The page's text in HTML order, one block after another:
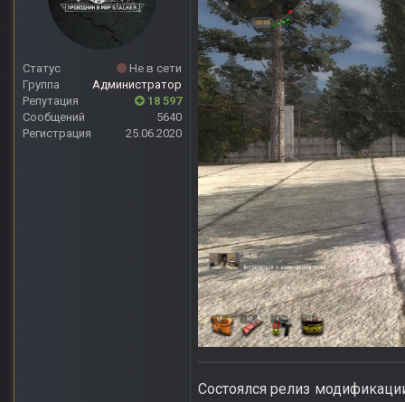
Статус
Не в сети
Группа
Администратор
Репутация
18 597
Сообщений
5640
Регистрация
25.06.2020
Состоялся релиз